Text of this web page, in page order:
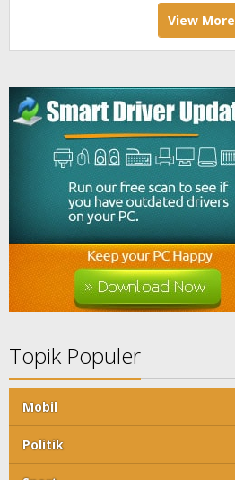
View More
Topik Populer
Mobil
Politik